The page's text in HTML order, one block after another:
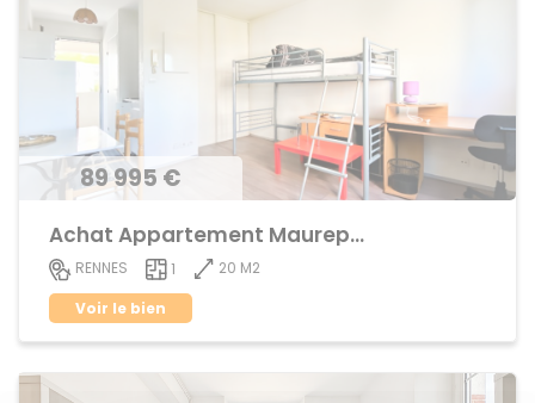
89 995 €
Achat Appartement Maurepas
RENNES 1
20 M2
Voir le bien